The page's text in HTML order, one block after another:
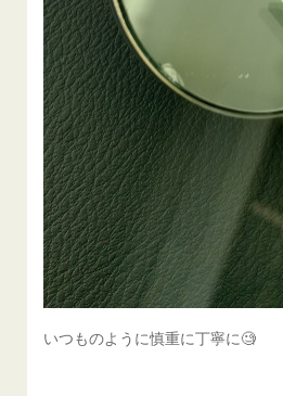
いつものように慎重に丁寧に🧐